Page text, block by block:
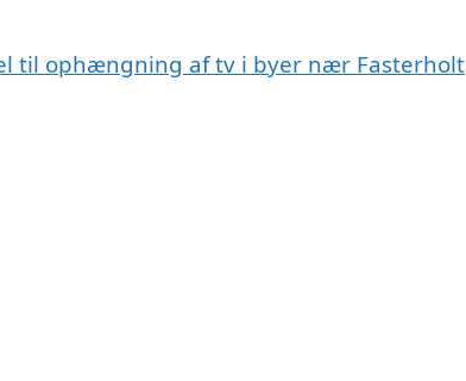
til ophængning af tv i byer nær Fasterholt